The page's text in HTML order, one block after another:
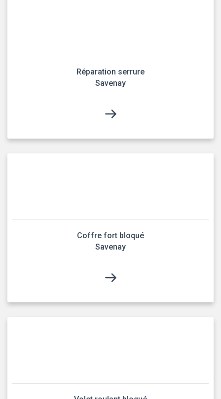
Réparation serrure
Savenay
Coffre fort bloqué
Savenay